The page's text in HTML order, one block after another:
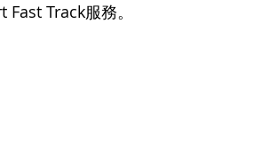
Track服務。